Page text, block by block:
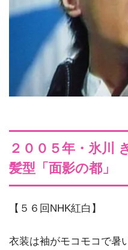
２００５年・氷川
髪型「面影の都」
【５６回NHK紅白】
衣装は袖がモコモコで暑